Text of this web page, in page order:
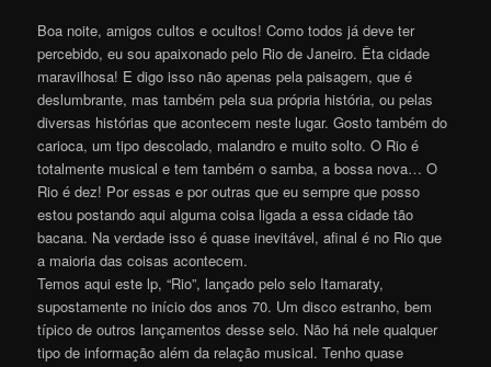
Boa noite, amigos cultos e ocultos! Como todos já deve ter
percebido, eu sou apaixonado pelo Rio de Janeiro. Êta cidade
maravilhosa! E digo isso não apenas pela paisagem, que é
deslumbrante, mas também pela sua própria história, ou pelas
diversas histórias que acontecem neste lugar. Gosto também do
carioca, um tipo descolado, malandro e muito solto. O Rio é
totalmente musical e tem também o samba, a bossa nova… O
Rio é dez! Por essas e por outras que eu sempre que posso
estou postando aqui alguma coisa ligada a essa cidade tão
bacana. Na verdade isso é quase inevitável, afinal é no Rio que
a maioria das coisas acontecem.
Temos aqui este lp, “Rio”, lançado pelo selo Itamaraty,
supostamente no início dos anos 70. Um disco estranho, bem
típico de outros lançamentos desse selo. Não há nele qualquer
tipo de informação além da relação musical. Tenho quase